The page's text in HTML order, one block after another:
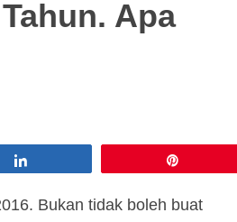
Apa
Bukan tidak boleh buat